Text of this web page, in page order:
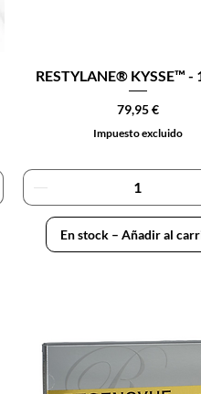
RESTYLANE® KYSSE™ -
Precio
79,95 €
Impuesto excluido
En stock – Añadir al